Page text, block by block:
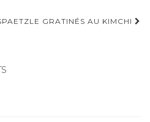
GRATINÉS AU KIMCHI